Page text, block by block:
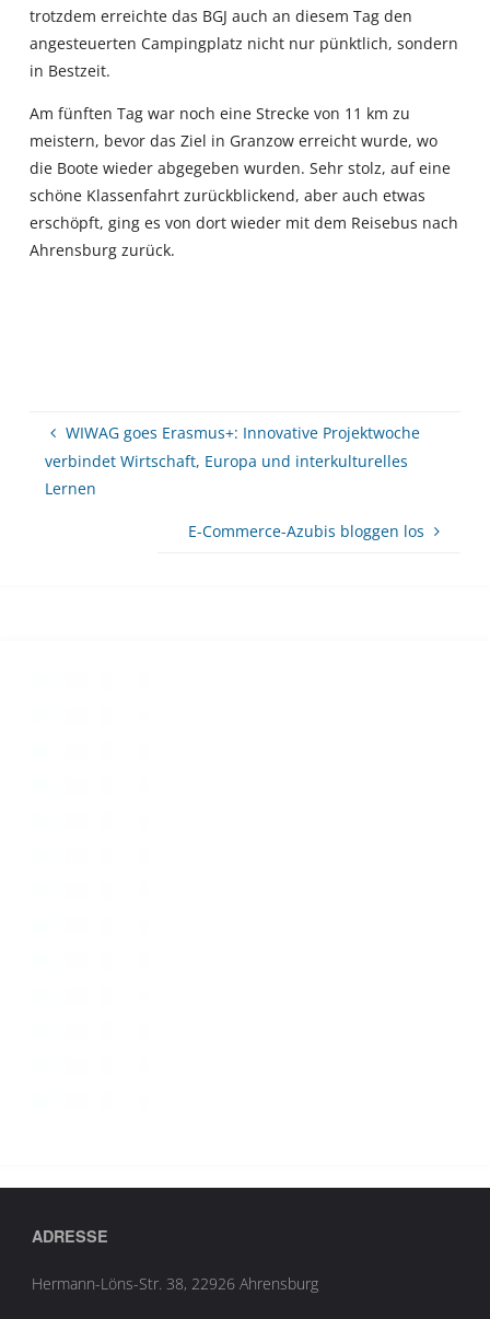
trotzdem erreichte das BGJ auch an diesem Tag den
angesteuerten Campingplatz nicht nur pünktlich, sondern
in Bestzeit.
Am fünften Tag war noch eine Strecke von 11 km zu
meistern, bevor das Ziel in Granzow erreicht wurde, wo
die Boote wieder abgegeben wurden. Sehr stolz, auf eine
schöne Klassenfahrt zurückblickend, aber auch etwas
erschöpft, ging es von dort wieder mit dem Reisebus nach
Ahrensburg zurück.
WIWAG goes Erasmus+: Innovative Projektwoche
verbindet Wirtschaft, Europa und interkulturelles
Lernen
E-Commerce-Azubis bloggen los
ADRESSE
Hermann-Löns-Str. 38, 22926 Ahrensburg